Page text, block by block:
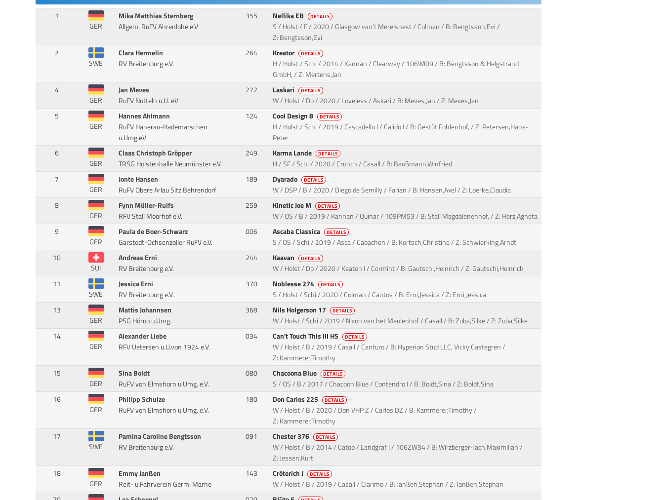
1
GER
Mika Matthias Sternberg
Allgem. RuFV Ahrenlohe e.V
355 Nellika EB DETAILS
S / Holst / F / 2020 / Glasgow van't Merelsnest / Colman / B: Bengtsson,Evi /
Z: Bengtsson,Evi
2
SWE
Clara Hermelin
RV Breitenburg e.V.
264 Kreator DETAILS
H / Holst / Schi / 2014 / Kannan / Clearway / 106WI09 / B: Bengtsson & Helgstrand
GmbH, / Z: Mertens,Jan
4
GER
Jan Meves
RuFV Nutteln u.U. eV
272 Laskari DETAILS
W / Holst / Db / 2020 / Loveless / Askari / B: Meves,Jan / Z: Meves,Jan
5
GER
Hannes Ahlmann
RuFV Hanerau-Hademarschen
u.Umg.eV
124 Cool Design 8 DETAILS
H / Holst / Schi / 2019 / Cascadello I / Calido I / B: Gestüt Fohlenhof, / Z: Petersen,Hans-
Peter
6
GER
Claas Christoph Gröpper
TRSG Holstenhalle Neumünster e.V.
249 Karma Lande DETAILS
H / SF / Schi / 2020 / Crunch / Casall / B: Baußmann,Winfried
7
GER
Jonte Hansen
RuFV Obere Arlau Sitz Behrendorf
189 Dyarado DETAILS
W / DSP / B / 2020 / Diego de Semilly / Farian / B: Hansen,Axel / Z: Loerke,Claudia
8
GER
Fynn Müller-Rulfs
RFV Stall Moorhof e.V.
259 Kinetic Joe M DETAILS
W / OS / B / 2019 / Kannan / Quinar / 109PM53 / B: Stall Magdalenenhof, / Z: Herz,Agneta
9
GER
Paula de Boer-Schwarz
Garstedt-Ochsenzoller RuFV e.V.
006 Ascaba Classica DETAILS
S / OS / Schi / 2019 / Asca / Cabachon / B: Kortsch,Christine / Z: Schwierking,Arndt
10
SUI
Andreas Erni
RV Breitenburg e.V.
244 Kaavan DETAILS
W / Holst / Db / 2020 / Keaton I / Cormint / B: Gautschi,Heinrich / Z: Gautschi,Heinrich
11
SWE
Jessica Erni
RV Breitenburg e.V.
370 Noblesse 274 DETAILS
S / Holst / Schi / 2020 / Colman / Cantos / B: Erni,Jessica / Z: Erni,Jessica
13
GER
Mattis Johannsen
PSG Hörup u.Umg.
368 Nils Holgerson 17 DETAILS
W / Holst / Schi / 2019 / Nixon van het Meulenhof / Casall / B: Zuba,Silke / Z: Zuba,Silke
14
GER
Alexander Liebe
RFV Uetersen u.U.von 1924 e.V.
034 Can't Touch This III HS DETAILS
W / Holst / B / 2019 / Casall / Canturo / B: Hyperion Stud LLC, Vicky Castegren /
Z: Kammerer,Timothy
15
GER
Sina Boldt
RuFV von Elmshorn u.Umg. e.V.
080 Chacoona Blue DETAILS
S / OS / B / 2017 / Chacoon Blue / Contendro I / B: Boldt,Sina / Z: Boldt,Sina
16
GER
Philipp Schulze
RuFV von Elmshorn u.Umg. e.V.
180 Don Carlos 225 DETAILS
W / Holst / B / 2020 / Don VHP Z / Carlos DZ / B: Kammerer,Timothy /
Z: Kammerer,Timothy
17
SWE
Pamina Caroline Bengtsson
RV Breitenburg e.V.
091 Chester 376 DETAILS
W / Holst / B / 2014 / Catoo / Landgraf I / 106ZW34 / B: Wirzberger-Jach,Maximilian /
Z: Jessen,Kurt
18
GER
Emmy Janßen
Reit- u.Fahrverein Germ. Marne
143 Cröterich J DETAILS
W / Holst / B / 2019 / Casall / Clarimo / B: Janßen,Stephan / Z: Janßen,Stephan